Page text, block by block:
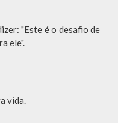
"Este é o desafio de
ele".
vida.